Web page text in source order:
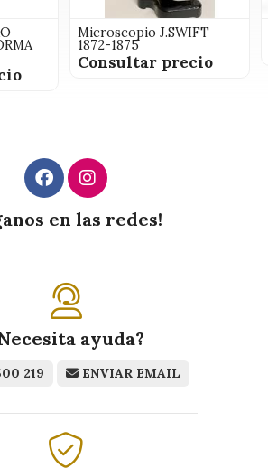
Microscopio J.SWIFT
1872-1875
Consultar precio
en las redes!
ayuda?
219 ENVIAR EMAIL